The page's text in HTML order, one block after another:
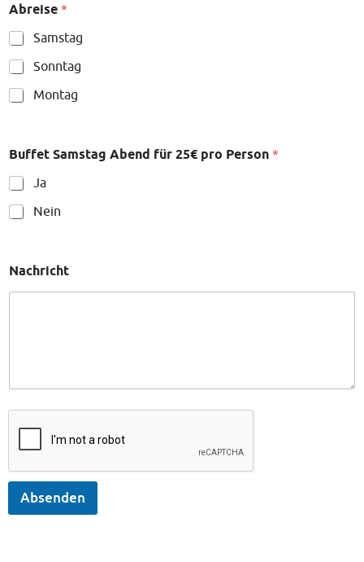
Abreise *
Samstag
Sonntag
Montag
Buffet Samstag Abend für 25€ pro Person *
Ja
Nein
Nachricht
Absenden